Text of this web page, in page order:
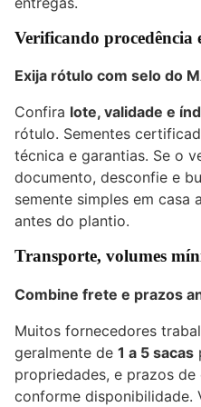
Verificando procedência
Exija rótulo com selo do
Confira lote, validade e
rótulo. Sementes
técnica e garantias. Se o
documento, desconfie e
semente simples em casa
antes do plantio.
Transporte, volumes
Combine frete e prazos
Muitos fornecedores
geralmente de 1 a 5 sacas
propriedades, e prazos de
conforme disponibilidade.